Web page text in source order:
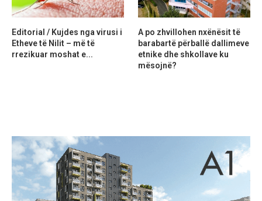
Editorial / Kujdes nga virusi i
Etheve të Nilit – më të
rrezikuar moshat e...
A po zhvillohen nxënësit të
barabartë përballë dallimeve
etnike dhe shkollave ku
mësojnë?